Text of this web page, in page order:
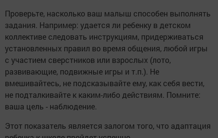
Проверьте, насколько ваш малыш способен выполнять
задания. Например: удается ли ребенку в детском
коллективе следовать инструкциям, придерживаться
установленных правил во время общения, любой игры
с участием сверстников или взрослых (лото,
развивающие, подвижные игры и т.п.). Не
вмешивайтесь, не подсказывайте ему, как себя вести,
не подталкивайте к каким-либо действиям. Помните:
ваша цель - наблюдение.
Этот показатель является залогом того, что адаптация